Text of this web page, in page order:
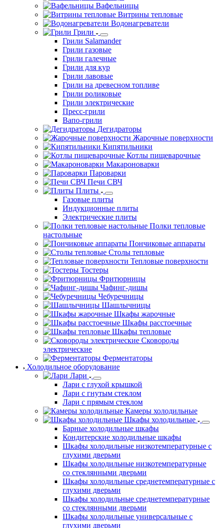
Вафельницы
Витрины тепловые
Водонагреватели
Грили
Грили Salamander
Грили газовые
Грили галечные
Грили для кур
Грили лавовые
Грили на древесном топливе
Грили роликовые
Грили электрические
Пресс-грили
Вапо-грили
Дегидраторы
Жарочные поверхности
Кипятильники
Котлы пищеварочные
Макароноварки
Пароварки
Печи СВЧ
Плиты
Газовые плиты
Индукционные плиты
Электрические плиты
Полки тепловые
настольные
Пончиковые аппараты
Столы тепловые
Тепловые поверхности
Тостеры
Фритюрницы
Чафинг-дишы
Чебуречницы
Шашлычницы
Шкафы жарочные
Шкафы расстоечные
Шкафы тепловые
Сковороды
электрические
Ферментаторы
Холодильное оборудование
Лари
Лари с глухой крышкой
Лари с гнутым стеклом
Лари с прямым стеклом
Камеры холодильные
Шкафы холодильные
Барные холодильные шкафы
Кондитерские холодильные шкафы
Шкафы холодильные низкотемпературные с
глухими дверьми
Шкафы холодильные низкотемпературные
со стеклянными дверьми
Шкафы холодильные среднетемпературные с
глухими дверьми
Шкафы холодильные среднетемпературные
со стеклянными дверьми
Шкафы холодильные универсальные с
глухими дверьми